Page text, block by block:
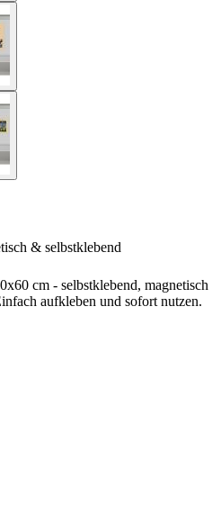
& selbstklebend
cm - selbstklebend, magnetisch
aufkleben und sofort nutzen.